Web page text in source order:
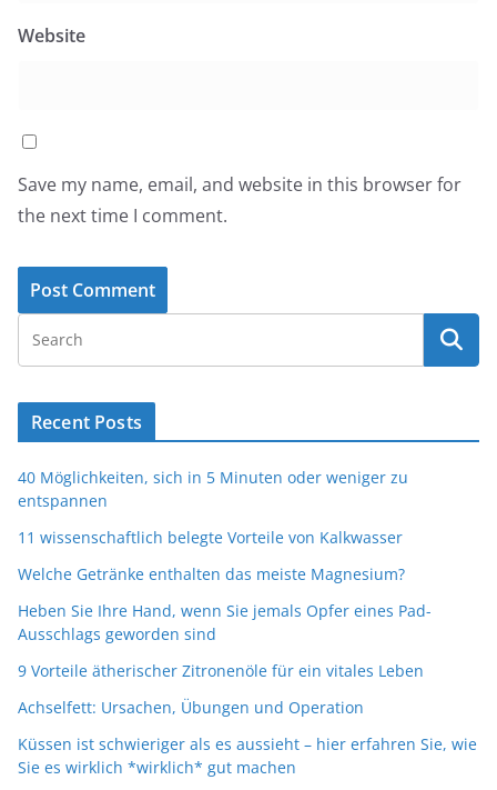
Website
Save my name, email, and website in this browser for
the next time I comment.
Recent Posts
40 Möglichkeiten, sich in 5 Minuten oder weniger zu
entspannen
11 wissenschaftlich belegte Vorteile von Kalkwasser
Welche Getränke enthalten das meiste Magnesium?
Heben Sie Ihre Hand, wenn Sie jemals Opfer eines Pad-
Ausschlags geworden sind
9 Vorteile ätherischer Zitronenöle für ein vitales Leben
Achselfett: Ursachen, Übungen und Operation
Küssen ist schwieriger als es aussieht – hier erfahren Sie, wie
Sie es wirklich *wirklich* gut machen